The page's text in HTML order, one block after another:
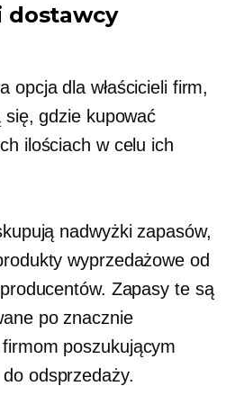
dostawcy
opcja dla właścicieli firm,
się, gdzie kupować
ilościach w celu ich
nadwyżki zapasów,
wyprzedażowe od
Zapasy te są
po znacznie
poszukującym
odsprzedaży.